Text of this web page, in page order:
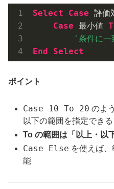
Select Case 評価
Case 最小値
'条件に一
End
Select
ポイント
Case 10 To 20 のよ
以下の範囲を指定できる
To の範囲は「以上・以
Case Else を使えば、
能